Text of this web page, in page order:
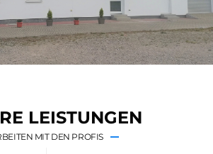
LEISTUNGEN
MIT DEN PROFIS